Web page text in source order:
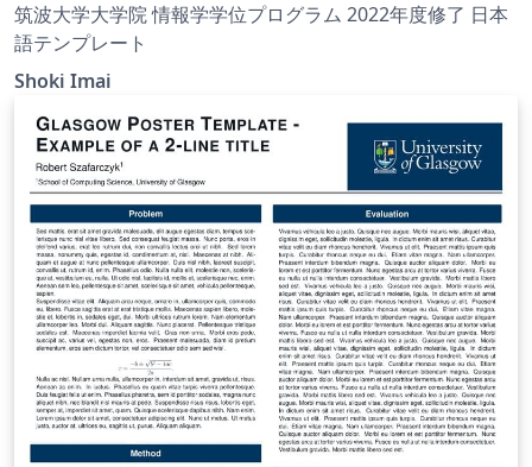
筑波大学大学院 情報学学位プログラム 2022年度修了 日本
語テンプレート
Shoki Imai